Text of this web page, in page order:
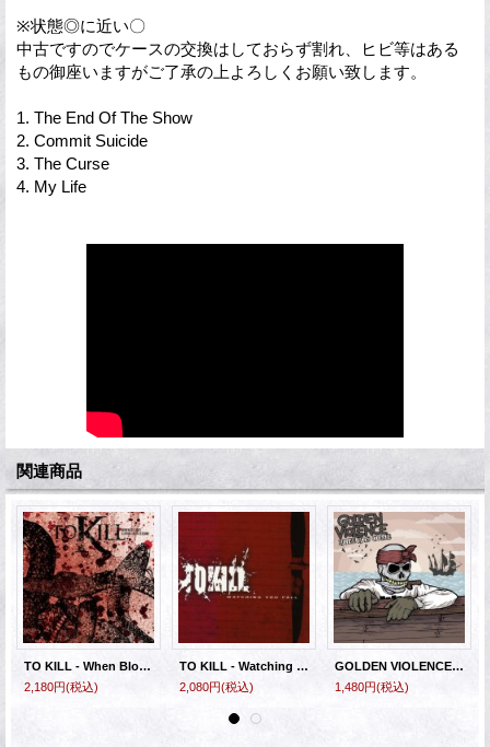
※状態◎に近い〇
中古ですのでケースの交換はしておらず割れ、ヒビ等はある
もの御座いますがご了承の上よろしくお願い致します。
1. The End Of The Show
2. Commit Suicide
3. The Curse
4. My Life
関連商品
TO KILL - When Blood Turns Into Stone [CD]
2,180円(税込)
TO KILL - Watching You Fall [CD]
2,080円(税込)
GOLDEN VIOLENCE - Hate Has Come [CD]
1,480円(税込)